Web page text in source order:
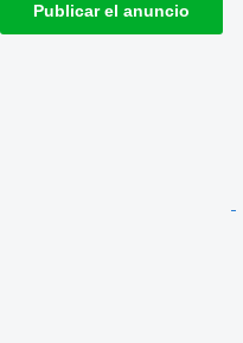
Publicar el anuncio